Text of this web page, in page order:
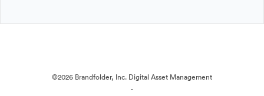
©2026 Brandfolder, Inc. Digital Asset Management
·